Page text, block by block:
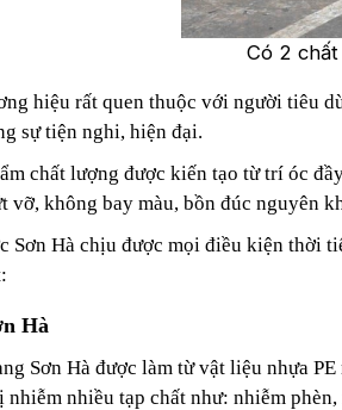
Có 2
hiệu rất quen thuộc với người tiêu
sự tiện nghi, hiện đại.
chất lượng được kiến tạo từ trí óc
vỡ, không bay màu, bồn đúc nguyên
Sơn Hà chịu được mọi điều kiện thời
Hà
Sơn Hà được làm từ vật liệu nhựa
nhiễm nhiều tạp chất như: nhiễm